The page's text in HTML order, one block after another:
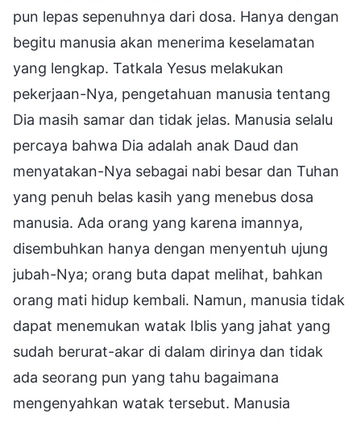
pun lepas sepenuhnya dari dosa. Hanya dengan
begitu manusia akan menerima keselamatan
yang lengkap. Tatkala Yesus melakukan
pekerjaan-Nya, pengetahuan manusia tentang
Dia masih samar dan tidak jelas. Manusia selalu
percaya bahwa Dia adalah anak Daud dan
menyatakan-Nya sebagai nabi besar dan Tuhan
yang penuh belas kasih yang menebus dosa
manusia. Ada orang yang karena imannya,
disembuhkan hanya dengan menyentuh ujung
jubah-Nya; orang buta dapat melihat, bahkan
orang mati hidup kembali. Namun, manusia tidak
dapat menemukan watak Iblis yang jahat yang
sudah berurat-akar di dalam dirinya dan tidak
ada seorang pun yang tahu bagaimana
mengenyahkan watak tersebut. Manusia